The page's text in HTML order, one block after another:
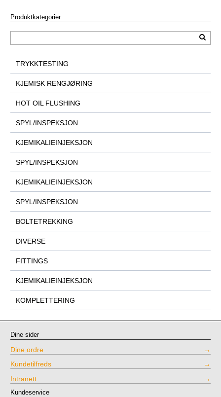
Produktkategorier
TRYKKTESTING
KJEMISK RENGJØRING
HOT OIL FLUSHING
SPYL/INSPEKSJON
KJEMIKALIEINJEKSJON
SPYL/INSPEKSJON
KJEMIKALIEINJEKSJON
SPYL/INSPEKSJON
BOLTETREKKING
DIVERSE
FITTINGS
KJEMIKALIEINJEKSJON
KOMPLETTERING
Dine sider
Dine ordre
Kundetilfreds
Intranett
Kundeservice